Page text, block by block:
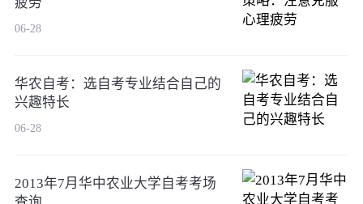
06-28
华农自考：选自考专业结合自己的
兴趣特长
06-28
2013年7月华中农业大学自考考场